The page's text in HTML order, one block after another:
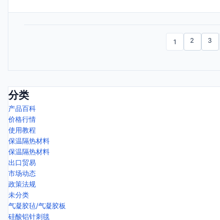
1 2 3
分类
产品百科
价格行情
使用教程
保温隔热材料
保温隔热材料
出口贸易
市场动态
政策法规
未分类
气凝胶毡/气凝胶板
硅酸铝针刺毯